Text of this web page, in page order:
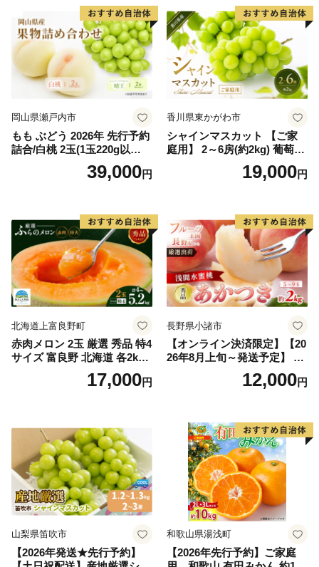
岡山県瀬戸内市
もも ぶどう 2026年 先行予約
詰合/白桃 2玉(1玉220g以
上)・シャインマスカット 晴
39,000円
香川県東かがわ市
シャインマスカット 【ご家
庭用】 2～6房(約2kg) 葡萄 ぶ
どう ブドウ フルーツ 果物 く
だもの 果実 旬の果物 旬のフ
19,000円
北海道上富良野町
赤肉メロン 2玉 厳選 秀品 特4
サイズ 富良野 北海道 各2kg
～2.6kg 2玉 セット ファーム
富良野 メロン めろん 果物 く
17,000円
長野県小諸市
【オンライン決済限定】【20
26年8月上旬～発送予定】 先
行予約 「浅間水蜜桃プレミ
アム」 もも あかつき 秀品 約
果肉 長野県産 小諸市
12,000円
山梨県笛吹市
【2026年発送★先行予約】
和歌山県湯浅町
【2026年先行予約】ご家庭